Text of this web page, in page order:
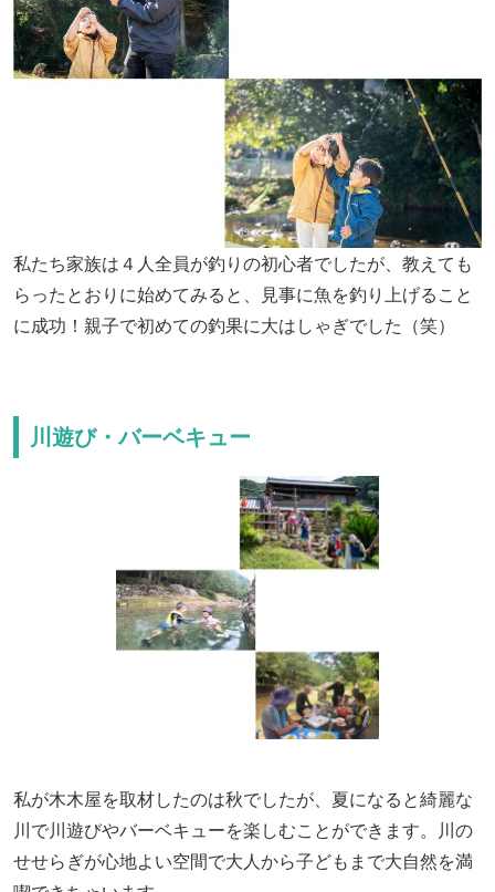
私たち家族は４人全員が釣りの初心者でしたが、教えても
らったとおりに始めてみると、見事に魚を釣り上げること
に成功！親子で初めての釣果に大はしゃぎでした（笑）
川遊び・バーベキュー
私が木木屋を取材したのは秋でしたが、夏になると綺麗な
川で川遊びやバーベキューを楽しむことができます。川の
せせらぎが心地よい空間で大人から子どもまで大自然を満